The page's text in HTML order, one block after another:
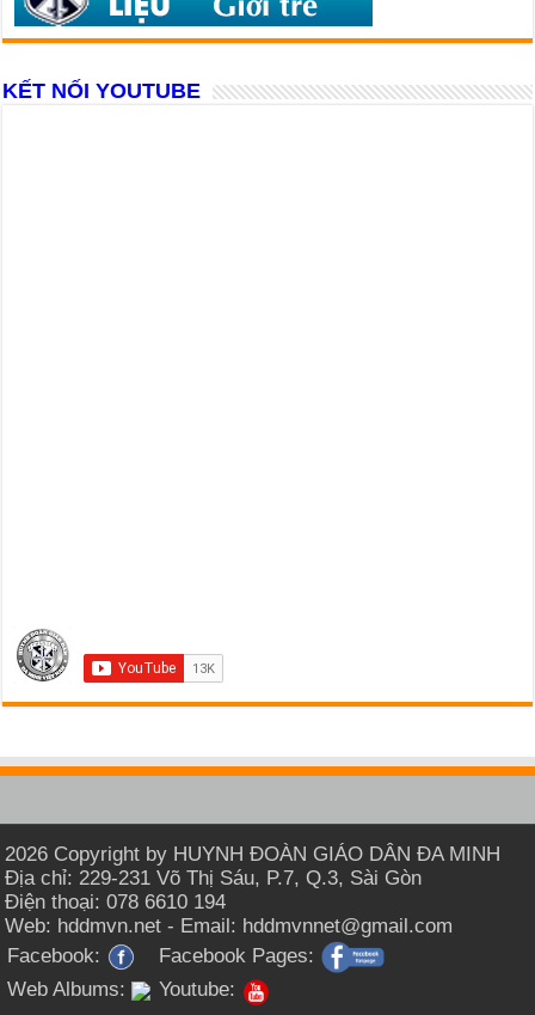
KẾT NỐI YOUTUBE
2026 Copyright by HUYNH ĐOÀN GIÁO DÂN ĐA MINH
Địa chỉ: 229-231 Võ Thị Sáu, P.7, Q.3, Sài Gòn
Điện thoại: 078 6610 194
Web: hddmvn.net - Email: hddmvnnet@gmail.com
Facebook:
Facebook Pages:
Web Albums:
Youtube: